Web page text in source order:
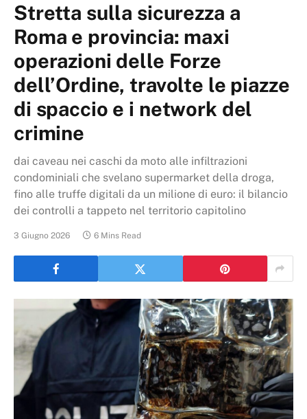
Stretta sulla sicurezza a
Roma e provincia: maxi
operazioni delle Forze
dell’Ordine, travolte le piazze
di spaccio e i network del
crimine
dai caveau nei caschi da moto alle infiltrazioni
condominiali che svelano supermarket della droga,
fino alle truffe digitali da un milione di euro: il bilancio
dei controlli a tappeto nel territorio capitolino
3 Giugno 2026 6 Mins Read